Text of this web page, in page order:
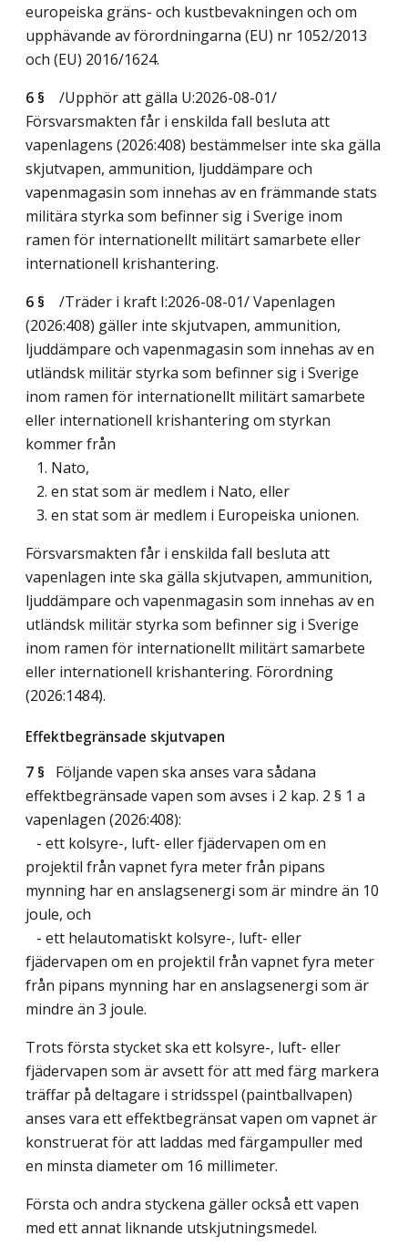
europeiska gräns- och kustbevakningen och om
upphävande av förordningarna (EU) nr 1052/2013
och (EU) 2016/1624.
6 §
/Upphör att gälla U:2026-08-01/
Försvarsmakten får i enskilda fall besluta att
vapenlagens (2026:408) bestämmelser inte ska gälla
skjutvapen, ammunition, ljuddämpare och
vapenmagasin som innehas av en främmande stats
militära styrka som befinner sig i Sverige inom
ramen för internationellt militärt samarbete eller
internationell krishantering.
6 §
/Träder i kraft I:2026-08-01/Vapenlagen
(2026:408) gäller inte skjutvapen, ammunition,
ljuddämpare och vapenmagasin som innehas av en
utländsk militär styrka som befinner sig i Sverige
inom ramen för internationellt militärt samarbete
eller internationell krishantering om styrkan
kommer från
1. Nato,
2. en stat som är medlem i Nato, eller
3. en stat som är medlem i Europeiska unionen.
Försvarsmakten får i enskilda fall besluta att
vapenlagen inte ska gälla skjutvapen, ammunition,
ljuddämpare och vapenmagasin som innehas av en
utländsk militär styrka som befinner sig i Sverige
inom ramen för internationellt militärt samarbete
eller internationell krishantering. Förordning
(2026:1484).
Effektbegränsade skjutvapen
7 § Följande vapen ska anses vara sådana
effektbegränsade vapen som avses i 2 kap. 2 § 1 a
vapenlagen (2026:408):
- ett kolsyre-, luft- eller fjädervapen om en
projektil från vapnet fyra meter från pipans
mynning har en anslagsenergi som är mindre än 10
joule, och
- ett helautomatiskt kolsyre-, luft- eller
fjädervapen om en projektil från vapnet fyra meter
från pipans mynning har en anslagsenergi som är
mindre än 3 joule.
Trots första stycket ska ett kolsyre-, luft- eller
fjädervapen som är avsett för att med färg markera
träffar på deltagare i stridsspel (paintballvapen)
anses vara ett effektbegränsat vapen om vapnet är
konstruerat för att laddas med färgampuller med
en minsta diameter om 16 millimeter.
Första och andra styckena gäller också ett vapen
med ett annat liknande utskjutningsmedel.